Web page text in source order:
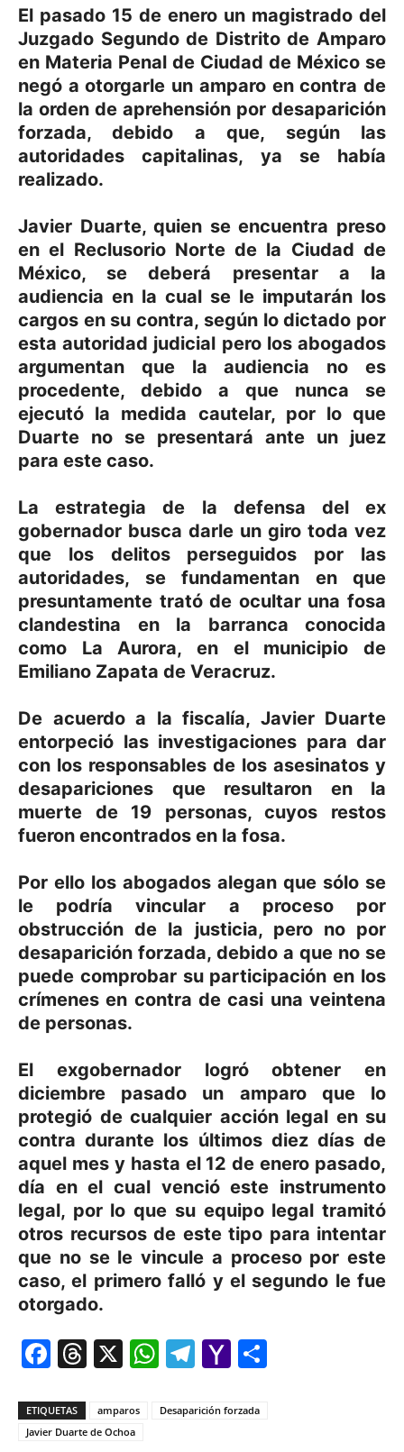
El pasado 15 de enero un magistrado del
Juzgado Segundo de Distrito de Amparo
en Materia Penal de Ciudad de México se
negó a otorgarle un amparo en contra de
la orden de aprehensión por desaparición
forzada, debido a que, según las
autoridades capitalinas, ya se había
realizado.
Javier Duarte, quien se encuentra preso
en el Reclusorio Norte de la Ciudad de
México, se deberá presentar a la
audiencia en la cual se le imputarán los
cargos en su contra, según lo dictado por
esta autoridad judicial pero los abogados
argumentan que la audiencia no es
procedente, debido a que nunca se
ejecutó la medida cautelar, por lo que
Duarte no se presentará ante un juez
para este caso.
La estrategia de la defensa del ex
gobernador busca darle un giro toda vez
que los delitos perseguidos por las
autoridades, se fundamentan en que
presuntamente trató de ocultar una fosa
clandestina en la barranca conocida
como La Aurora, en el municipio de
Emiliano Zapata de Veracruz.
De acuerdo a la fiscalía, Javier Duarte
entorpeció las investigaciones para dar
con los responsables de los asesinatos y
desapariciones que resultaron en la
muerte de 19 personas, cuyos restos
fueron encontrados en la fosa.
Por ello los abogados alegan que sólo se
le podría vincular a proceso por
obstrucción de la justicia, pero no por
desaparición forzada, debido a que no se
puede comprobar su participación en los
crímenes en contra de casi una veintena
de personas.
El exgobernador logró obtener en
diciembre pasado un amparo que lo
protegió de cualquier acción legal en su
contra durante los últimos diez días de
aquel mes y hasta el 12 de enero pasado,
día en el cual venció este instrumento
legal, por lo que su equipo legal tramitó
otros recursos de este tipo para intentar
que no se le vincule a proceso por este
caso, el primero falló y el segundo le fue
otorgado.
Facebook
Threads
X WhatsApp
Telegram
Yahoo
ETIQUETAS amparos
Desaparición forzada
Javier Duarte de Ochoa